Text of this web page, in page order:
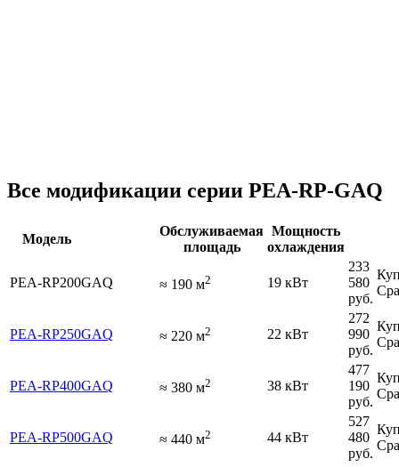
Все модификации серии PEA-RP-GAQ
Модель
Обслуживаемая
площадь
Мощность
охлаждения
PEA-RP200GAQ ≈ 190 м2 19 кВт
233
580
руб.
PEA-RP250GAQ ≈ 220 м2 22 кВт
272
990
руб.
PEA-RP400GAQ ≈ 380 м2 38 кВт
477
190
руб.
PEA-RP500GAQ ≈ 440 м2 44 кВт
527
480
руб.